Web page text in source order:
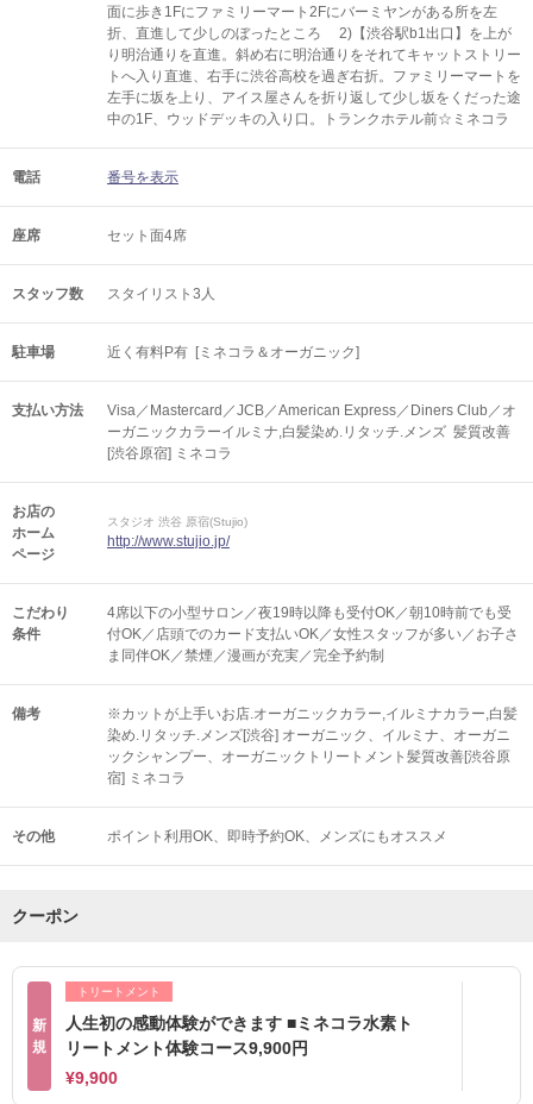
面に歩き1Fにファミリーマート2Fにバーミヤンがある所を左
折、直進して少しのぼったところ 2)【渋谷駅b1出口】を上が
り明治通りを直進。斜め右に明治通りをそれてキャットストリー
トへ入り直進、右手に渋谷高校を過ぎ右折。ファミリーマートを
左手に坂を上り、アイス屋さんを折り返して少し坂をくだった途
中の1F、ウッドデッキの入り口。トランクホテル前☆ミネコラ
電話 番号を表示
座席 セット面4席
スタッフ数 スタイリスト3人
駐車場 近く有料P有 [ミネコラ＆オーガニック]
支払い方法
Visa／Mastercard／JCB／American Express／Diners Club／オ
ーガニックカラーイルミナ,白髪染め.リタッチ.メンズ 髪質改善
[渋谷原宿] ミネコラ
お店の
ホーム
ページ
スタジオ 渋谷 原宿(Stujio)
http://www.stujio.jp/
こだわり
条件
4席以下の小型サロン／夜19時以降も受付OK／朝10時前でも受
付OK／店頭でのカード支払いOK／女性スタッフが多い／お子さ
ま同伴OK／禁煙／漫画が充実／完全予約制
備考
※カットが上手いお店.オーガニックカラー,イルミナカラー,白髪
染め.リタッチ.メンズ[渋谷] オーガニック、イルミナ、オーガニ
ックシャンプー、オーガニックトリートメント髪質改善[渋谷原
宿] ミネコラ
その他 ポイント利用OK 即時予約OK メンズにもオススメ
クーポン
新
規
トリートメント
人生初の感動体験ができます ■ミネコラ水素ト
リートメント体験コース9,900円
¥9,900